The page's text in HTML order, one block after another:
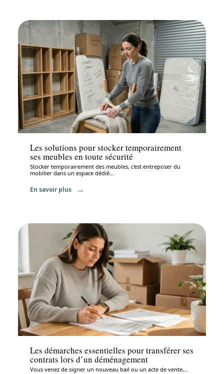
Déménagement
Les solutions pour stocker temporairement
ses meubles en toute sécurité
Stocker temporairement des meubles, c'est entreposer du
mobilier dans un espace dédié
En savoir plus
Déménagement
Les démarches essentielles pour transférer ses
contrats lors d’un déménagement
Vous venez de signer un nouveau bail ou un acte de vente,…